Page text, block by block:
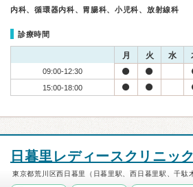
内科、循環器内科、胃腸科、小児科、放射線科
診療時間
月 火 水
09:00-12:30
15:00-18:00
日暮里レディースクリニック
東京都荒川区西日暮里（日暮里駅、西日暮里駅、千駄